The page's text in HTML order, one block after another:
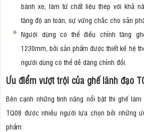
bánh xe, làm từ chất liệu thép với khả
tăng độ an toàn, sự vững chắc cho sản
Người dùng có thể điều chỉnh tăng
1230mm, bởi sản phẩm được thiết kế hệ
người dùng có thể dễ dàng chỉnh đổi.
Ưu điểm vượt trội của ghế lãnh đạo
Bên cạnh những tính năng nổi bật thì ghế
TQ08 được nhiều người lựa chọn bởi những
phẩm: